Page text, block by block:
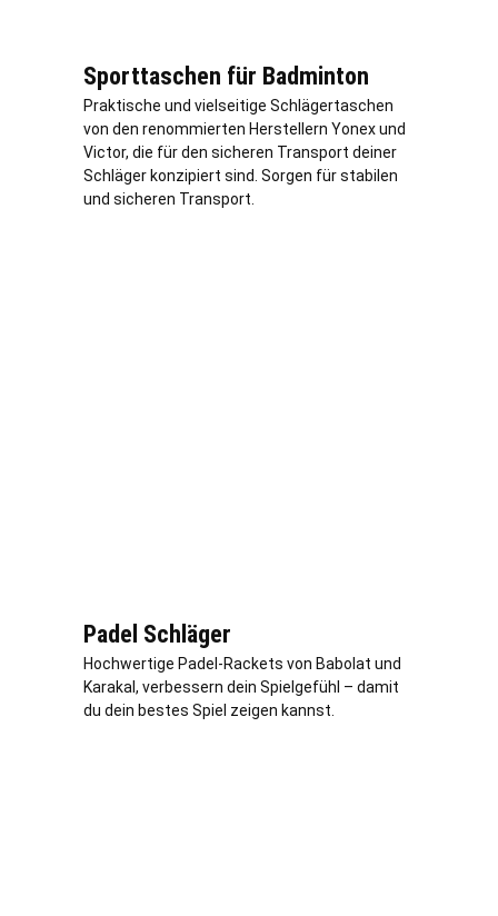
Sporttaschen für Badminton
Praktische und vielseitige Schlägertaschen
von den renommierten Herstellern Yonex und
Victor, die für den sicheren Transport deiner
Schläger konzipiert sind. Sorgen für stabilen
und sicheren Transport.
Padel Schläger
Hochwertige Padel-Rackets von Babolat und
Karakal, verbessern dein Spielgefühl – damit
du dein bestes Spiel zeigen kannst.